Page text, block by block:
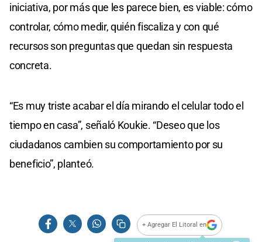
iniciativa, por más que les parece bien, es viable: cómo
controlar, cómo medir, quién fiscaliza y con qué
recursos son preguntas que quedan sin respuesta
concreta.
“Es muy triste acabar el día mirando el celular todo el
tiempo en casa”, señaló Koukie. “Deseo que los
ciudadanos cambien su comportamiento por su
beneficio”, planteó.
+ Agregar El Litoral en